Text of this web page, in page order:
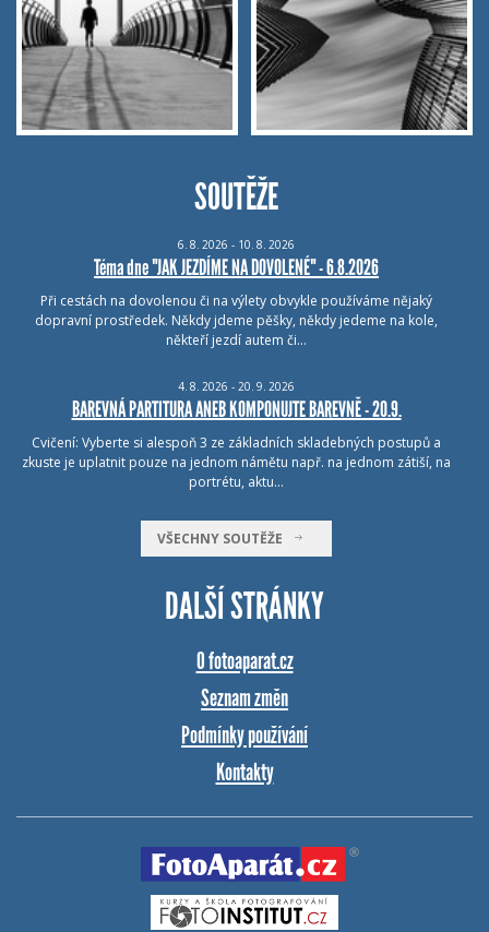
SOUTĚŽE
6. 8. 2026 - 10. 8. 2026
Téma dne "JAK JEZDÍME NA DOVOLENÉ" - 6.8.2026
Při cestách na dovolenou či na výlety obvykle používáme nějaký
dopravní prostředek. Někdy jdeme pěšky, někdy jedeme na kole,
někteří jezdí autem či…
4. 8. 2026 - 20. 9. 2026
BAREVNÁ PARTITURA ANEB KOMPONUJTE BAREVNĚ - 20.9.
Cvičení: Vyberte si alespoň 3 ze základních skladebných postupů a
zkuste je uplatnit pouze na jednom námětu např. na jednom zátiší, na
portrétu, aktu…
VŠECHNY SOUTĚŽE
DALŠÍ STRÁNKY
O fotoaparat.cz
Seznam změn
Podmínky používání
Kontakty